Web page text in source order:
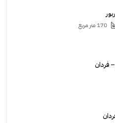
170 متر مربع
فردان